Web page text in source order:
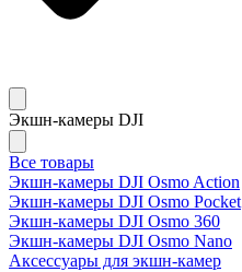
Экшн-камеры DJI
Все товары
Экшн-камеры DJI Osmo Action
Экшн-камеры DJI Osmo Pocket
Экшн-камеры DJI Osmo 360
Экшн-камеры DJI Osmo Nano
Аксессуары для экшн-камер